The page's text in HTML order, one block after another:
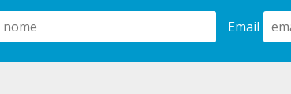
Email